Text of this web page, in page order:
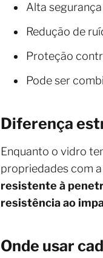
Alta
Redução de
Proteção
Pode ser
Diferença
Enquanto o vidro
propriedades com
resistente à
resistência ao
Onde usar